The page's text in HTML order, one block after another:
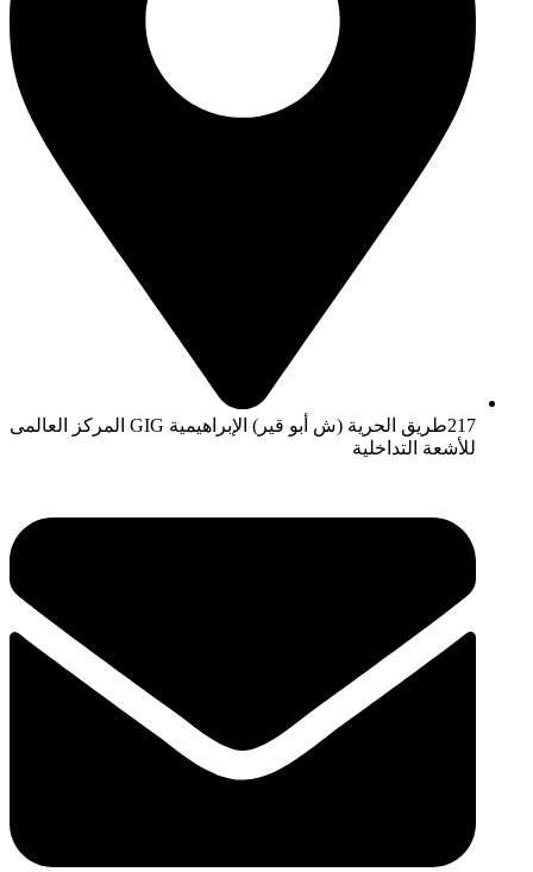
217طريق الحرية (ش أبو قير) الإبراهيمية GIG المركز العالمى
للأشعة التداخلية